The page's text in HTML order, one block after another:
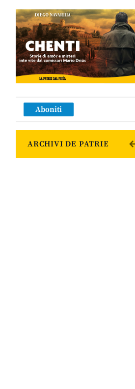
Aboniti
ARCHIVI DE PATRIE